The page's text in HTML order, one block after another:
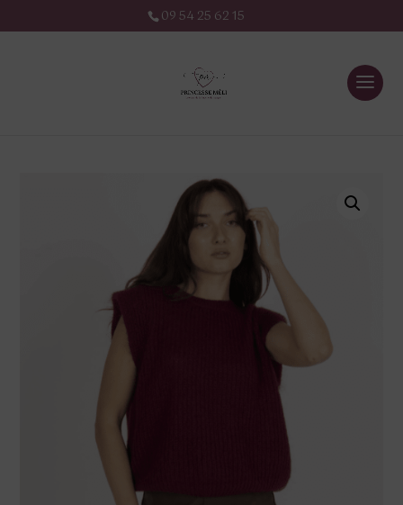
09 54 25 62 15